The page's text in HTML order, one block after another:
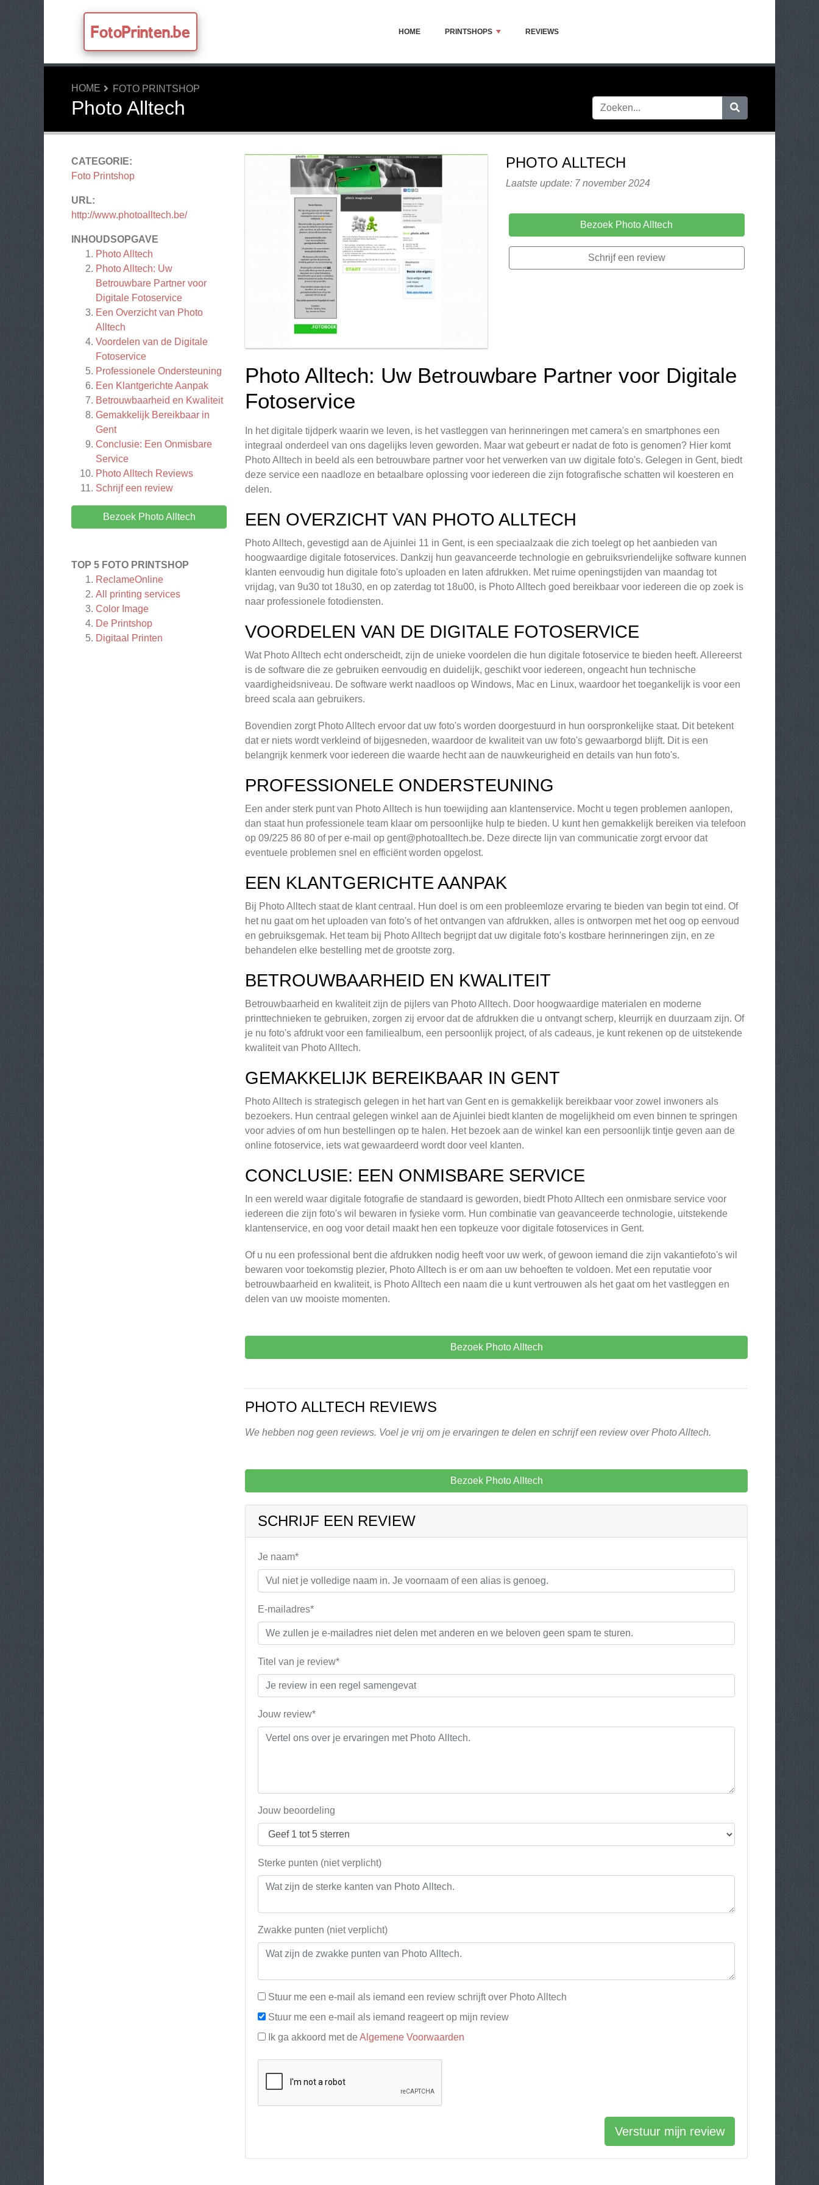
FotoPrinten.be HOME PRINTSHOPS REVIEWS
HOME FOTO PRINTSHOP
Photo Alltech
CATEGORIE:
Foto Printshop
URL:
http://www.photoalltech.be/
INHOUDSOPGAVE
Photo Alltech
Photo Alltech: Uw
Betrouwbare Partner voor
Digitale Fotoservice
Een Overzicht van Photo
Alltech
Voordelen van de Digitale
Fotoservice
Professionele Ondersteuning
Een Klantgerichte Aanpak
Betrouwbaarheid en Kwaliteit
Gemakkelijk Bereikbaar in
Gent
Conclusie: Een Onmisbare
Service
Photo Alltech Reviews
Schrijf een review
Bezoek Photo Alltech
TOP 5 FOTO PRINTSHOP
ReclameOnline
All printing services
Color Image
De Printshop
Digitaal Printen
PHOTO ALLTECH
Laatste update: 7 november 2024
Bezoek Photo Alltech
Schrijf een review
Photo Alltech: Uw Betrouwbare Partner voor Digitale
Fotoservice
In het digitale tijdperk waarin we leven, is het vastleggen van herinneringen met camera's en smartphones een
integraal onderdeel van ons dagelijks leven geworden. Maar wat gebeurt er nadat de foto is genomen? Hier komt
Photo Alltech in beeld als een betrouwbare partner voor het verwerken van uw digitale foto's. Gelegen in Gent, biedt
deze service een naadloze en betaalbare oplossing voor iedereen die zijn fotografische schatten wil koesteren en
delen.
EEN OVERZICHT VAN PHOTO ALLTECH
Photo Alltech, gevestigd aan de Ajuinlei 11 in Gent, is een speciaalzaak die zich toelegt op het aanbieden van
hoogwaardige digitale fotoservices. Dankzij hun geavanceerde technologie en gebruiksvriendelijke software kunnen
klanten eenvoudig hun digitale foto's uploaden en laten afdrukken. Met ruime openingstijden van maandag tot
vrijdag, van 9u30 tot 18u30, en op zaterdag tot 18u00, is Photo Alltech goed bereikbaar voor iedereen die op zoek is
naar professionele fotodiensten.
VOORDELEN VAN DE DIGITALE FOTOSERVICE
Wat Photo Alltech echt onderscheidt, zijn de unieke voordelen die hun digitale fotoservice te bieden heeft. Allereerst
is de software die ze gebruiken eenvoudig en duidelijk, geschikt voor iedereen, ongeacht hun technische
vaardigheidsniveau. De software werkt naadloos op Windows, Mac en Linux, waardoor het toegankelijk is voor een
breed scala aan gebruikers.
Bovendien zorgt Photo Alltech ervoor dat uw foto's worden doorgestuurd in hun oorspronkelijke staat. Dit betekent
dat er niets wordt verkleind of bijgesneden, waardoor de kwaliteit van uw foto's gewaarborgd blijft. Dit is een
belangrijk kenmerk voor iedereen die waarde hecht aan de nauwkeurigheid en details van hun foto's.
PROFESSIONELE ONDERSTEUNING
Een ander sterk punt van Photo Alltech is hun toewijding aan klantenservice. Mocht u tegen problemen aanlopen,
dan staat hun professionele team klaar om persoonlijke hulp te bieden. U kunt hen gemakkelijk bereiken via telefoon
op 09/225 86 80 of per e-mail op gent@photoalltech.be. Deze directe lijn van communicatie zorgt ervoor dat
eventuele problemen snel en efficiënt worden opgelost.
EEN KLANTGERICHTE AANPAK
Bij Photo Alltech staat de klant centraal. Hun doel is om een probleemloze ervaring te bieden van begin tot eind. Of
het nu gaat om het uploaden van foto's of het ontvangen van afdrukken, alles is ontworpen met het oog op eenvoud
en gebruiksgemak. Het team bij Photo Alltech begrijpt dat uw digitale foto's kostbare herinneringen zijn, en ze
behandelen elke bestelling met de grootste zorg.
BETROUWBAARHEID EN KWALITEIT
Betrouwbaarheid en kwaliteit zijn de pijlers van Photo Alltech. Door hoogwaardige materialen en moderne
printtechnieken te gebruiken, zorgen zij ervoor dat de afdrukken die u ontvangt scherp, kleurrijk en duurzaam zijn. Of
je nu foto's afdrukt voor een familiealbum, een persoonlijk project, of als cadeaus, je kunt rekenen op de uitstekende
kwaliteit van Photo Alltech.
GEMAKKELIJK BEREIKBAAR IN GENT
Photo Alltech is strategisch gelegen in het hart van Gent en is gemakkelijk bereikbaar voor zowel inwoners als
bezoekers. Hun centraal gelegen winkel aan de Ajuinlei biedt klanten de mogelijkheid om even binnen te springen
voor advies of om hun bestellingen op te halen. Het bezoek aan de winkel kan een persoonlijk tintje geven aan de
online fotoservice, iets wat gewaardeerd wordt door veel klanten.
CONCLUSIE: EEN ONMISBARE SERVICE
In een wereld waar digitale fotografie de standaard is geworden, biedt Photo Alltech een onmisbare service voor
iedereen die zijn foto's wil bewaren in fysieke vorm. Hun combinatie van geavanceerde technologie, uitstekende
klantenservice, en oog voor detail maakt hen een topkeuze voor digitale fotoservices in Gent.
Of u nu een professional bent die afdrukken nodig heeft voor uw werk, of gewoon iemand die zijn vakantiefoto's wil
bewaren voor toekomstig plezier, Photo Alltech is er om aan uw behoeften te voldoen. Met een reputatie voor
betrouwbaarheid en kwaliteit, is Photo Alltech een naam die u kunt vertrouwen als het gaat om het vastleggen en
delen van uw mooiste momenten.
Bezoek Photo Alltech
PHOTO ALLTECH REVIEWS
We hebben nog geen reviews. Voel je vrij om je ervaringen te delen en schrijf een review over Photo Alltech.
Bezoek Photo Alltech
SCHRIJF EEN REVIEW
Je naam*
E-mailadres*
Titel van je review*
Jouw review*
Jouw beoordeling
Sterke punten (niet verplicht)
Zwakke punten (niet verplicht)
Stuur me een e-mail als iemand een review schrijft over Photo Alltech
Stuur me een e-mail als iemand reageert op mijn review
Ik ga akkoord met de Algemene Voorwaarden
Verstuur mijn review